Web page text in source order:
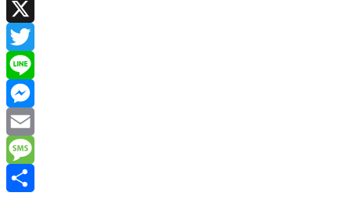
Facebook
X
Twitter
Line
Messenger
Email
Message